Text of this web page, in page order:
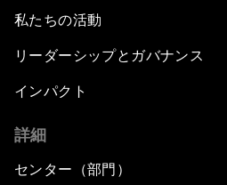
私たちの活動
リーダーシップとガバナンス
インパクト
詳細
センター（部門）